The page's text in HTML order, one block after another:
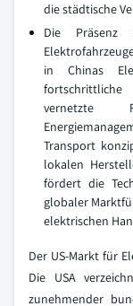
die städtische
Die Präsenz
in Chinas
vernetzte
Transport
lokalen
fördert die
globaler
elektrischen
Der US-Markt für
Die USA
zunehmender